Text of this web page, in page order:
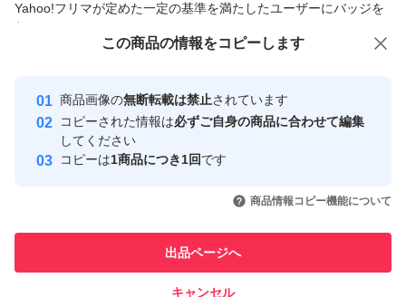
Yahoo!フリマが定めた一定の基準を満たしたユーザーにバッジを
付与しています
安心取引出品者
心・安全なユーザーです
取引実績
引を完了させた実績があります
での取引実績があります
この商品の情報をコピーします
商品画像の無断転載は禁止されています
コピーされた情報は必ずご自身の商品に合わせて編集
してください
コピーは1商品につき1回です
商品情報コピー機能について
出品ページへ
キャンセル
この商品をみている人にオススメ